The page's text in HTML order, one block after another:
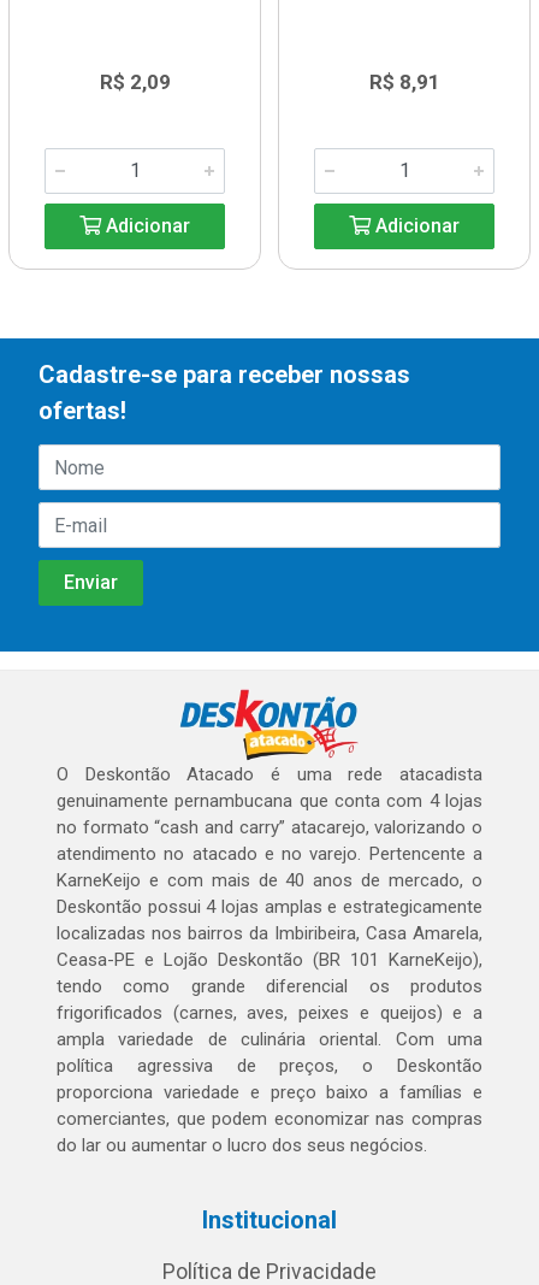
R$ 2,09
Adicionar
R$ 8,91
Adicionar
Cadastre-se para receber nossas
ofertas!
O Deskontão Atacado é uma rede atacadista
genuinamente pernambucana que conta com 4 lojas
no formato “cash and carry” atacarejo, valorizando o
atendimento no atacado e no varejo. Pertencente a
KarneKeijo e com mais de 40 anos de mercado, o
Deskontão possui 4 lojas amplas e estrategicamente
localizadas nos bairros da Imbiribeira, Casa Amarela,
Ceasa-PE e Lojão Deskontão (BR 101 KarneKeijo),
tendo como grande diferencial os produtos
frigorificados (carnes, aves, peixes e queijos) e a
ampla variedade de culinária oriental. Com uma
política agressiva de preços, o Deskontão
proporciona variedade e preço baixo a famílias e
comerciantes, que podem economizar nas compras
do lar ou aumentar o lucro dos seus negócios.
Institucional
Política de Privacidade